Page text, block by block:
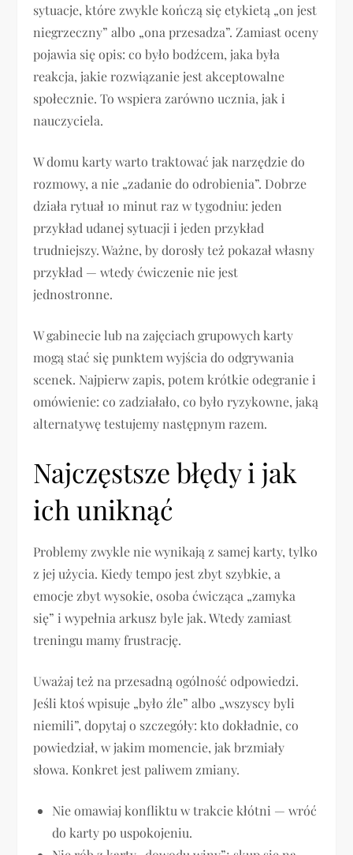
sytuacje, które zwykle kończą się etykietą „on jest
niegrzeczny” albo „ona przesadza”. Zamiast oceny
pojawia się opis: co było bodźcem, jaka była
reakcja, jakie rozwiązanie jest akceptowalne
społecznie. To wspiera zarówno ucznia, jak i
nauczyciela.
W domu karty warto traktować jak narzędzie do
rozmowy, a nie „zadanie do odrobienia”. Dobrze
działa rytuał 10 minut raz w tygodniu: jeden
przykład udanej sytuacji i jeden przykład
trudniejszy. Ważne, by dorosły też pokazał własny
przykład — wtedy ćwiczenie nie jest
jednostronne.
W gabinecie lub na zajęciach grupowych karty
mogą stać się punktem wyjścia do odgrywania
scenek. Najpierw zapis, potem krótkie odegranie i
omówienie: co zadziałało, co było ryzykowne, jaką
alternatywę testujemy następnym razem.
Najczęstsze błędy i jak
ich uniknąć
Problemy zwykle nie wynikają z samej karty, tylko
z jej użycia. Kiedy tempo jest zbyt szybkie, a
emocje zbyt wysokie, osoba ćwicząca „zamyka
się” i wypełnia arkusz byle jak. Wtedy zamiast
treningu mamy frustrację.
Uważaj też na przesadną ogólność odpowiedzi.
Jeśli ktoś wpisuje „było źle” albo „wszyscy byli
niemili”, dopytaj o szczegóły: kto dokładnie, co
powiedział, w jakim momencie, jak brzmiały
słowa. Konkret jest paliwem zmiany.
Nie omawiaj konfliktu w trakcie kłótni — wróć
do karty po uspokojeniu.